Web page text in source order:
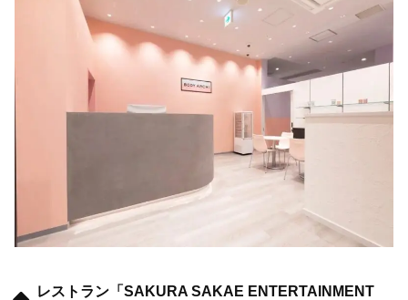
レストラン「SAKURA SAKAE ENTERTAINMENT